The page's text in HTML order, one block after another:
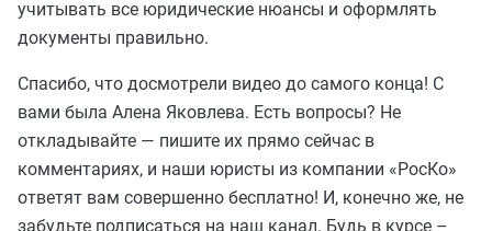
учитывать все юридические нюансы и оформлять
документы правильно.
Спасибо, что досмотрели видео до самого конца! С
вами была Алена Яковлева. Есть вопросы? Не
откладывайте — пишите их прямо сейчас в
комментариях, и наши юристы из компании «РосКо»
ответят вам совершенно бесплатно! И, конечно же, не
забудьте подписаться на наш канал. Будь в курсе –